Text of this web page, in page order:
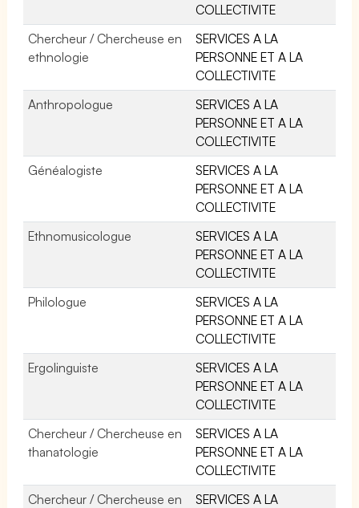
COLLECTIVITE
Chercheur / Chercheuse en
ethnologie
SERVICES A LA
PERSONNE ET A LA
COLLECTIVITE
Anthropologue
SERVICES A LA
PERSONNE ET A LA
COLLECTIVITE
Généalogiste
SERVICES A LA
PERSONNE ET A LA
COLLECTIVITE
Ethnomusicologue
SERVICES A LA
PERSONNE ET A LA
COLLECTIVITE
Philologue
SERVICES A LA
PERSONNE ET A LA
COLLECTIVITE
Ergolinguiste
SERVICES A LA
PERSONNE ET A LA
COLLECTIVITE
Chercheur / Chercheuse en
thanatologie
SERVICES A LA
PERSONNE ET A LA
COLLECTIVITE
Chercheur / Chercheuse en
SERVICES A LA